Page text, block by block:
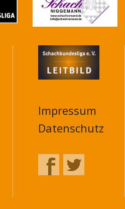
Impressum
Datenschutz